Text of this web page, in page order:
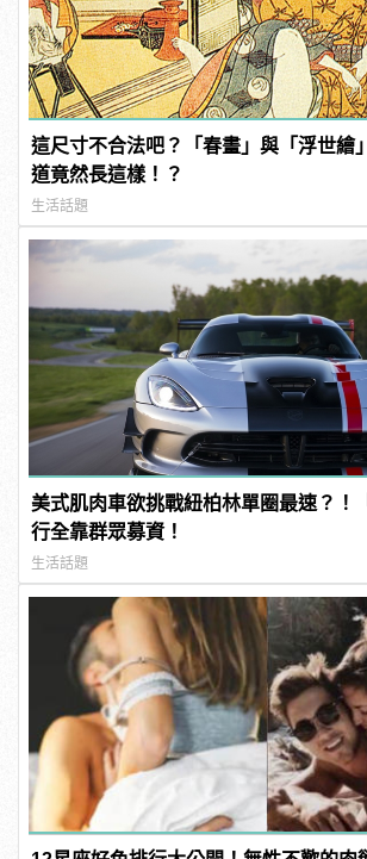
這尺寸不合法吧？「春畫」與「浮世繪
道竟然長這樣！？
生活話題
美式肌肉車欲挑戰紐柏林單圈最速？！
行全靠群眾募資！
生活話題